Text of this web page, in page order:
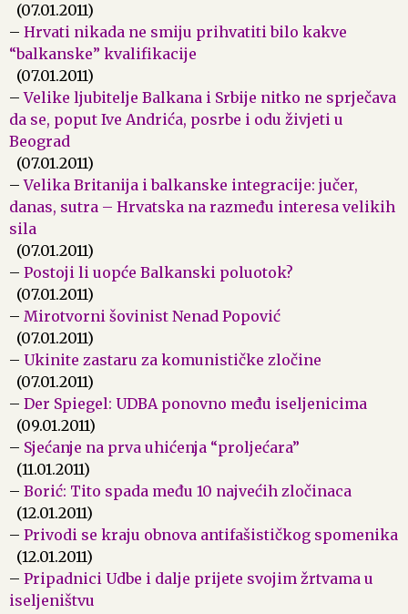
(07.01.2011)
– Hrvati nikada ne smiju prihvatiti bilo kakve
“balkanske” kvalifikacije
(07.01.2011)
–Velike ljubitelje Balkana i Srbije nitko ne sprječava
da se, poput Ive Andrića, posrbe i odu živjeti u
Beograd
(07.01.2011)
–Velika Britanija i balkanske integracije: jučer,
danas, sutra – Hrvatska na razmeđu interesa velikih
sila
(07.01.2011)
– Postoji li uopće Balkanski poluotok?
(07.01.2011)
– Mirotvorni šovinist Nenad Popović
(07.01.2011)
– Ukinite zastaru za komunističke zločine
(07.01.2011)
– Der Spiegel: UDBA ponovno među iseljenicima
(09.01.2011)
– Sjećanje na prva uhićenja “proljećara”
(11.01.2011)
– Borić: Tito spada među 10 najvećih zločinaca
(12.01.2011)
– Privodi se kraju obnova antifašističkog spomenika
(12.01.2011)
– Pripadnici Udbe i dalje prijete svojim žrtvama u
iseljeništvu